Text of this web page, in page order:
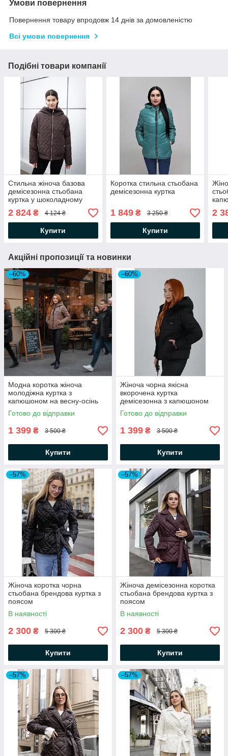
Умови повернення
Повернення товару впродовж 14 днів за домовленістю
Всі умови повернення
Подібні товари компанії
Стильна жіноча базова
демісезонна стьобана
куртка у шоколадному
кольорі
2 824 ₴ 4 124 ₴
Купити
Коротка стильна стьобана
демісезонна куртка
1 849₴ 3 250 ₴
Купити
2
Акційні пропозиції та новинки
–60%
Модна коротка жіноча
молодіжна куртка з
капюшоном на весну-осінь
Готово до відправки
1 399 ₴ 3 500 ₴
Купити
–60%
Жіноча чорна якісна
вкорочена куртка
демісезонна з капюшоном
Готово до відправки
1 399 ₴ 3 500 ₴
Купити
–57%
Жіноча коротка чорна
стьобана брендова куртка з
поясом
В наявності
2 300 ₴ 5 300 ₴
Купити
–57%
Жіноча демісезонна коротка
стьобана брендова куртка з
поясом
В наявності
2 300 ₴ 5 300 ₴
Купити
–57% –57%